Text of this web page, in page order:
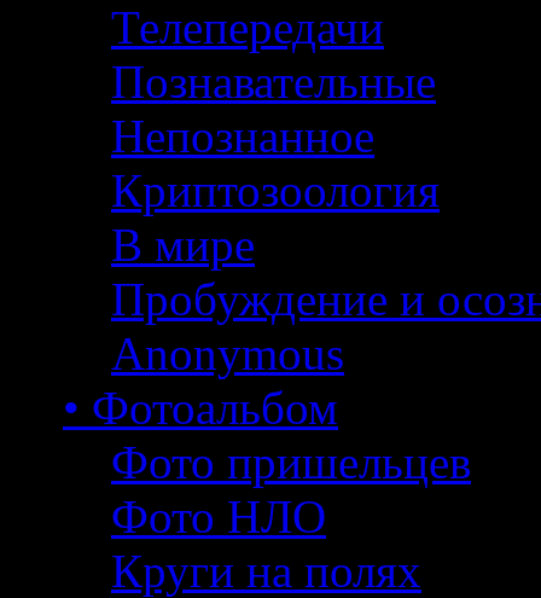
Телепередачи
Познавательные
Непознанное
Криптозоология
В мире
Пробуждение и
Anonymous
• Фотоальбом
Фото пришельцев
Фото НЛО
Круги на полях